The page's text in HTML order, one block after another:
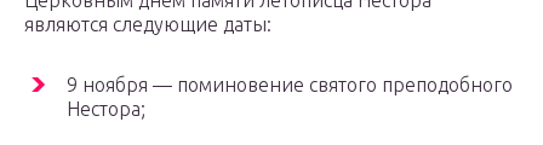
являются следующие даты:
9 ноября — поминовение святого преподобного
Нестора;